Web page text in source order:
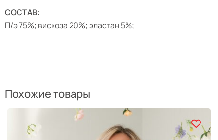
СОСТАВ:
П/э 75%; вискоза 20%; эластан 5%;
Похожие товары